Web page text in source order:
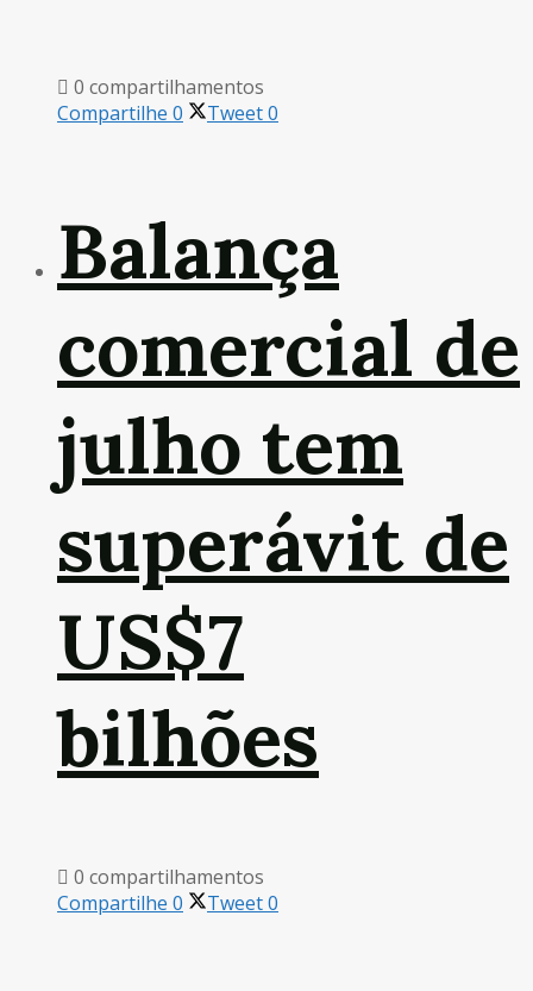
0 compartilhamentos
Compartilhe 0 Tweet0
Balança
comercial de
julho tem
superávit de
US$7
bilhões
0 compartilhamentos
Compartilhe 0 Tweet0